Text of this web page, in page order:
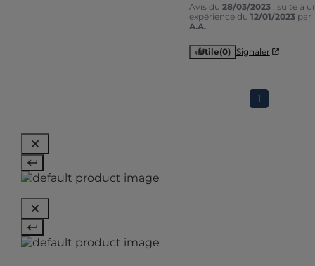
Avis du 28/03/2023
, suite à
expérience du 12/01/2023 par
A.A.
Utile(0) Signaler
1